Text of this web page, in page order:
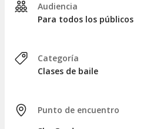
Aunque la entrada al Sky
este ticket asegura tu
permanecerá cerrada hasta
motivos de seguridad.
desde el momento de tu
Audiencia
Para todos los públicos
Categoría
Clases de baile
Punto de encuentro